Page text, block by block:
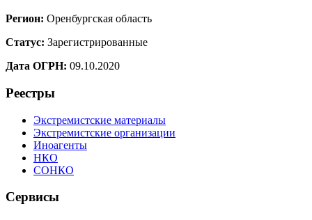
Регион: Оренбургская область
Статус: Зарегистрированные
Дата ОГРН: 09.10.2020
Реестры
Экстремистские материалы
Экстремистские организации
Иноагенты
НКО
СОНКО
Сервисы